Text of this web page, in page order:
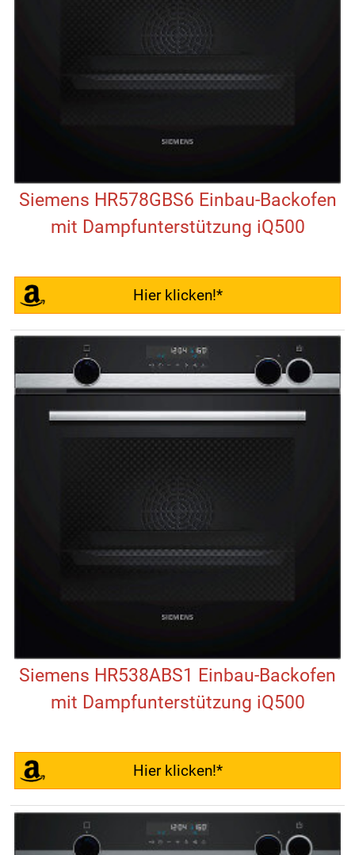
Siemens HR578GBS6 Einbau-Backofen
mit Dampfunterstützung iQ500
Hier klicken!*
Siemens HR538ABS1 Einbau-Backofen
mit Dampfunterstützung iQ500
Hier klicken!*